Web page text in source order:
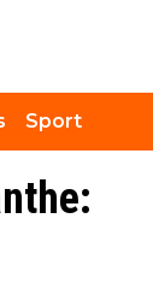
Sport